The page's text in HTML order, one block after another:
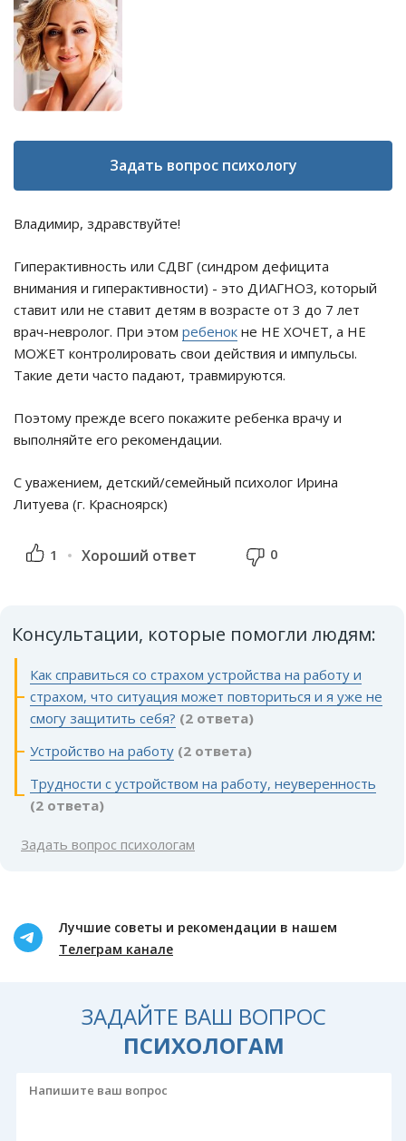
Задать вопрос психологу
Владимир, здравствуйте!
Гиперактивность или СДВГ (синдром дефицита
внимания и гиперактивности) - это ДИАГНОЗ, который
ставит или не ставит детям в возрасте от 3 до 7 лет
врач-невролог. При этом ребенок не НЕ ХОЧЕТ, а НЕ
МОЖЕТ контролировать свои действия и импульсы.
Такие дети часто падают, травмируются.
Поэтому прежде всего покажите ребенка врачу и
выполняйте его рекомендации.
С уважением, детский/семейный психолог Ирина
Литуева (г. Красноярск)
1 Хороший ответ 0
Консультации, которые помогли людям:
Как справиться со страхом устройства на работу и
страхом, что ситуация может повториться и я уже не
смогу защитить себя? (2 ответа)
Устройство на работу (2 ответа)
Трудности с устройством на работу, неуверенность
(2 ответа)
Задать вопрос психологам
Лучшие советы и рекомендации в нашем
Телеграм канале
ЗАДАЙТЕ ВАШ ВОПРОС
ПСИХОЛОГАМ